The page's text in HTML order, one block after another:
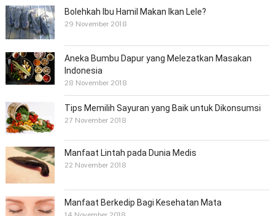
Bolehkah Ibu Hamil Makan Ikan Lele?
29 November 2018
Aneka Bumbu Dapur yang Melezatkan Masakan
Indonesia
28 November 2018
Tips Memilih Sayuran yang Baik untuk Dikonsumsi
27 November 2018
Manfaat Lintah pada Dunia Medis
22 November 2018
Manfaat Berkedip Bagi Kesehatan Mata